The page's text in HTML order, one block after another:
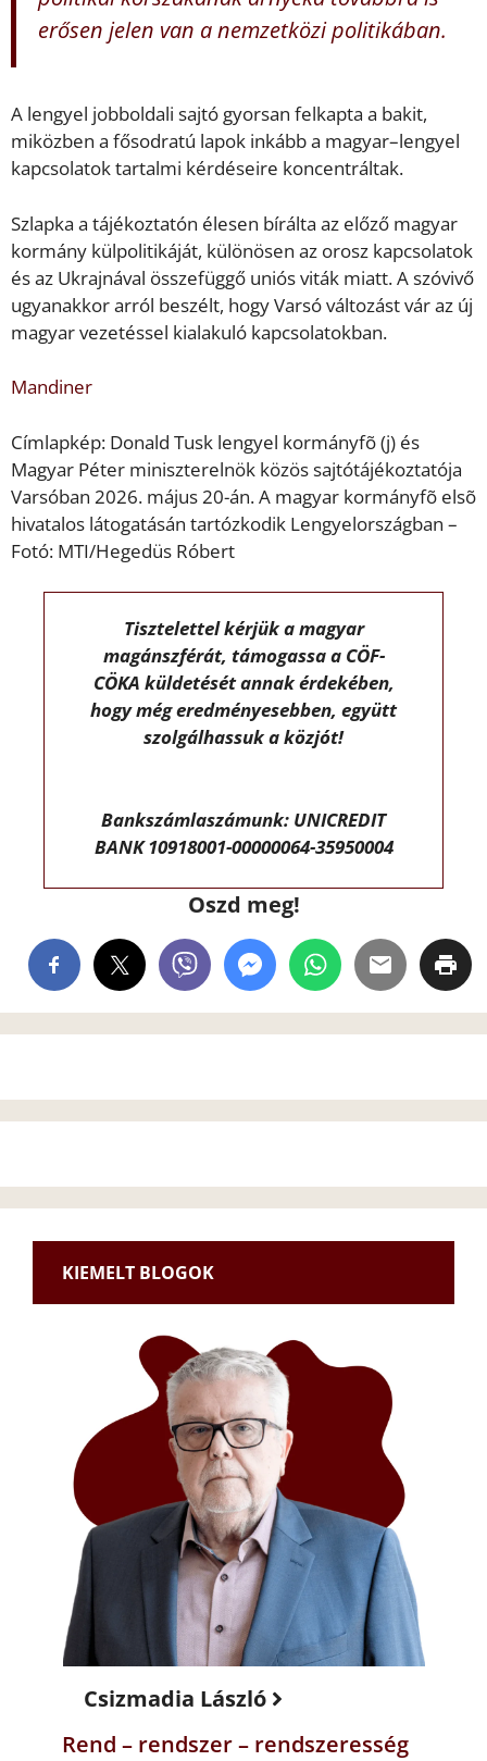
erősen jelen van a nemzetközi politikában.
A lengyel jobboldali sajtó gyorsan felkapta a bakit,
miközben a fősodratú lapok inkább a magyar–lengyel
kapcsolatok tartalmi kérdéseire koncentráltak.
Szlapka a tájékoztatón élesen bírálta az előző magyar
kormány külpolitikáját, különösen az orosz kapcsolatok
és az Ukrajnával összefüggő uniós viták miatt. A szóvivő
ugyanakkor arról beszélt, hogy Varsó változást vár az új
magyar vezetéssel kialakuló kapcsolatokban.
Mandiner
Címlapkép: Donald Tusk lengyel kormányfõ (j) és
Magyar Péter miniszterelnök közös sajtótájékoztatója
Varsóban 2026. május 20-án. A magyar kormányfõ elsõ
hivatalos látogatásán tartózkodik Lengyelországban –
Fotó: MTI/Hegedüs Róbert
Tisztelettel kérjük a magyar
magánszférát, támogassa a CÖF-
CÖKA küldetését annak érdekében,
hogy még eredményesebben, együtt
szolgálhassuk a közjót!
Bankszámlaszámunk: UNICREDIT
BANK 10918001-00000064-35950004
Oszd meg!
KIEMELT BLOGOK
Csizmadia László
Rend – rendszer – rendszeresség